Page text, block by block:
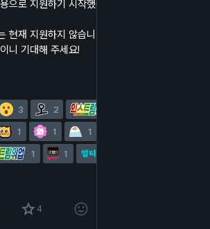
으로 지원하기 시작했습니다.
현재 지원하지 않습니다만, 추후 업데이트로 해
니 기대해 주세요!
3 2
1 1 1
1 1
4